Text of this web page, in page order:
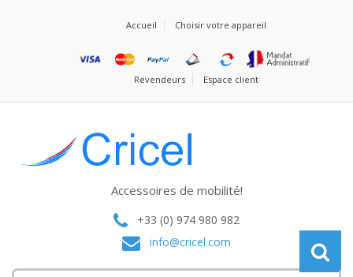
Accueil Choisir votre appareil
Revendeurs Espace client
Accessoires de mobilité!
+33 (0) 974 980 982
info@cricel.com